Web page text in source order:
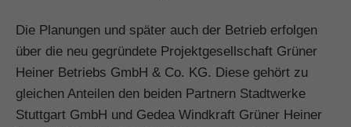
Die Planungen und später auch der Betrieb erfolgen
über die neu gegründete Projektgesellschaft Grüner
Heiner Betriebs GmbH & Co. KG. Diese gehört zu
gleichen Anteilen den beiden Partnern Stadtwerke
Stuttgart GmbH und Gedea Windkraft Grüner Heiner